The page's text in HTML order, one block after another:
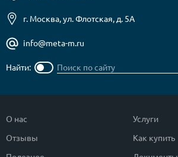
г. Москва, ул. Флотская, д. 5А
info@meta-m.ru
Найти:
О нас
Отзывы
Услуги
Как купить